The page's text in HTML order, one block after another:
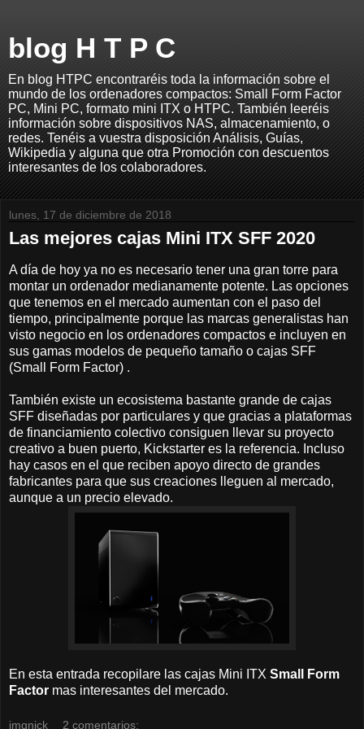
blog H T P C
En blog HTPC encontraréis toda la información sobre el
mundo de los ordenadores compactos: Small Form Factor
PC, Mini PC, formato mini ITX o HTPC. También leeréis
información sobre dispositivos NAS, almacenamiento, o
redes. Tenéis a vuestra disposición Análisis, Guías,
Wikipedia y alguna que otra Promoción con descuentos
interesantes de los colaboradores.
lunes, 17 de diciembre de 2018
Las mejores cajas Mini ITX SFF 2020
A día de hoy ya no es necesario tener una gran torre para
montar un ordenador medianamente potente. Las opciones
que tenemos en el mercado aumentan con el paso del
tiempo, principalmente porque las marcas generalistas han
visto negocio en los ordenadores compactos e incluyen en
sus gamas modelos de pequeño tamaño o cajas SFF
(Small Form Factor) .
También existe un ecosistema bastante grande de cajas
SFF diseñadas por particulares y que gracias a plataformas
de financiamiento colectivo consiguen llevar su proyecto
creativo a buen puerto, Kickstarter es la referencia. Incluso
hay casos en el que reciben apoyo directo de grandes
fabricantes para que sus creaciones lleguen al mercado,
aunque a un precio elevado.
En esta entrada recopilare las cajas Mini ITX Small Form
Factor mas interesantes del mercado.
jmqnick 2 comentarios: